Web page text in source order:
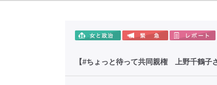
【#ちょっと待って共同親権 上野千鶴子